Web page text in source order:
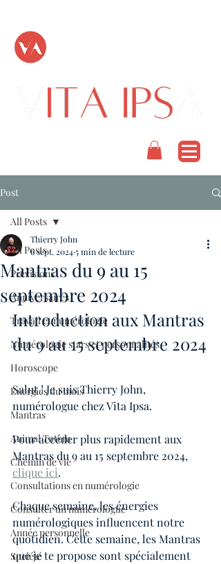
Post
All Posts
Prévisions
Anniversaires
Travail et numérologie
Numérologie stars et personnalités
Horoscope
Energies du mois
Mantras
Animal Totem
Chemin de vie
Consultations en numérologie
Consulter un numérologue
Année personnelle
Société
All Posts
Mantras du 9 au 15
septembre 2024
Thierry John
6 sept. 20245 min de lecture
Introduction aux Mantras
du 9 au 15 septembre 2024
Salut ! Je suis Thierry John,
numérologue chez Vita Ipsa.
Pour accéder plus rapidement aux
Mantras du 9 au 15 septembre 2024,
clique ici.
Chaque semaine, les énergies
numérologiques influencent notre
quotidien. Cette semaine, les Mantras
que je te propose sont spécialement